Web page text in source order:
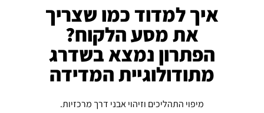
איך למדוד כמו שצריך
את מסע הלקוח?
הפתרון נמצא בשדרג
מתודולוגיית המדידה
מיפוי התהליכים וזיהוי אבני דרך מרכזיות.